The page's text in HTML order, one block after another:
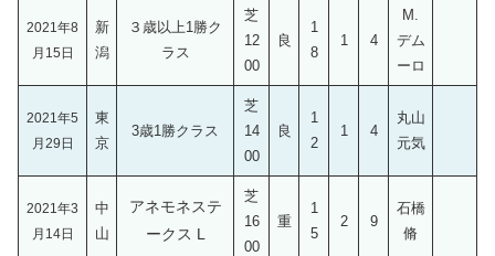
2021年8
月15日
新
潟
３歳以上1勝ク
ラス
芝
12
00
良
1
8
1 4
M.
デム
ーロ
2021年5
月29日
東
京
3歳1勝クラス
芝
14
00
良
1
2
1 4
丸山
元気
2021年3
月14日
中
山
アネモネステ
ークス L
芝
16
00
重
1
5
2 9
石橋
脩